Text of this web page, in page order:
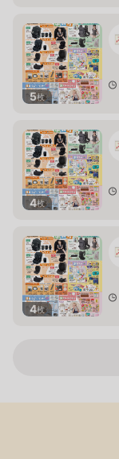
5枚
4枚
4枚